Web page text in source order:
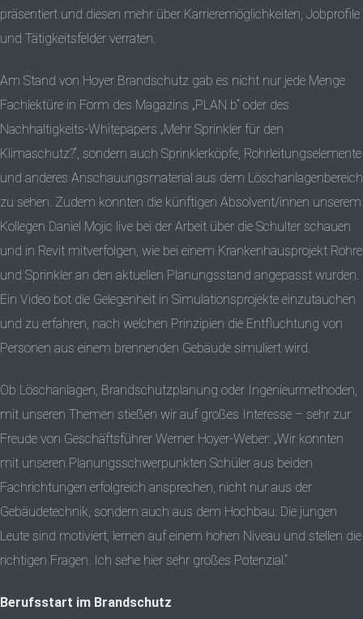
präsentiert und diesen mehr über Karrieremöglichkeiten, Jobprofile
und Tätigkeitsfelder verraten.
Am Stand von Hoyer Brandschutz gab es nicht nur jede Menge
Fachlektüre in Form des Magazins „PLAN b“ oder des
Nachhaltigkeits-Whitepapers „Mehr Sprinkler für den
Klimaschutz?“, sondern auch Sprinklerköpfe, Rohrleitungselemente
und anderes Anschauungsmaterial aus dem Löschanlagenbereich
zu sehen. Zudem konnten die künftigen Absolvent/innen unserem
Kollegen Daniel Mojic live bei der Arbeit über die Schulter schauen
und in Revit mitverfolgen, wie bei einem Krankenhausprojekt Rohre
und Sprinkler an den aktuellen Planungsstand angepasst wurden.
Ein Video bot die Gelegenheit in Simulationsprojekte einzutauchen
und zu erfahren, nach welchen Prinzipien die Entfluchtung von
Personen aus einem brennenden Gebäude simuliert wird.
Ob Löschanlagen, Brandschutzplanung oder Ingenieurmethoden,
mit unseren Themen stießen wir auf großes Interesse – sehr zur
Freude von Geschäftsführer Werner Hoyer-Weber: „Wir konnten
mit unseren Planungsschwerpunkten Schüler aus beiden
Fachrichtungen erfolgreich ansprechen, nicht nur aus der
Gebäudetechnik, sondern auch aus dem Hochbau. Die jungen
Leute sind motiviert, lernen auf einem hohen Niveau und stellen die
richtigen Fragen. Ich sehe hier sehr großes Potenzial.“
Berufsstart im Brandschutz